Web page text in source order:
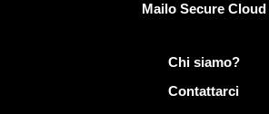
Mailo Secure Cloud
Più informazioni su MailoChi siamo?
Contattarci